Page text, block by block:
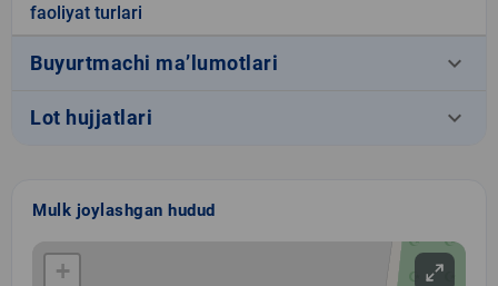
faoliyat turlari
Buyurtmachi ma’lumotlari keyboard_arrow_down
Lot hujjatlari keyboard_arrow_down
Mulk joylashgan hudud
+